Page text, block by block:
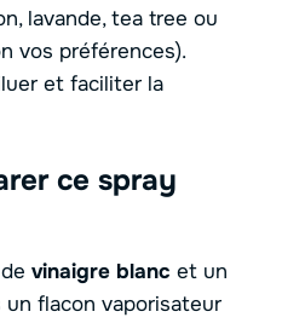
lavande, tea tree ou
vos préférences).
et faciliter la
ce spray
vinaigre blanc et un
un flacon vaporisateur